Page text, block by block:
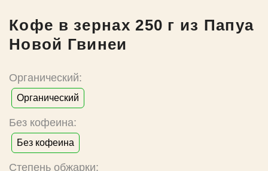
Кофе в зернах 250 г из Папуа
Новой Гвинеи
Органический:
Органический
Без кофеина:
Без кофеина
Степень обжарки: